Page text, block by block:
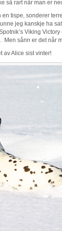
så rart når man er
tispe, sonderer
jeg kanskje ha
Viking Victory
sånn er det når
av Alice sist vinter!